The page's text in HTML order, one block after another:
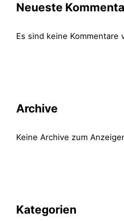
Neueste
Es sind keine Kommentare
Archive
Keine Archive zum
Kategorien